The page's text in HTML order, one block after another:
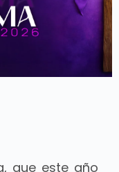
que este año